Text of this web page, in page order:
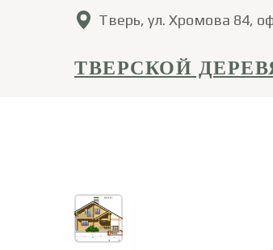
Тверь, ул. Хромова 84,
ТВЕРСКОЙ